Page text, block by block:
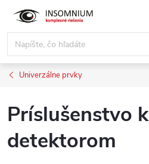
obsah
Univerzálne prvky
Príslušenstvo k
detektorom
www.insomnium.sk - Chat